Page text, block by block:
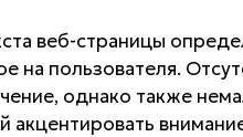
веб-страницы
на пользователя.
однако также
акцентировать